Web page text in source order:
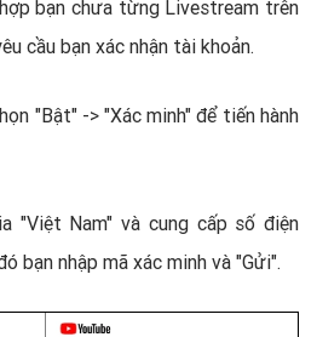
bạn chưa từng Livestream trên
cầu bạn xác nhận tài khoản.
"Bật" -> "Xác minh" để tiến hành
"Việt Nam" và cung cấp số điện
bạn nhập mã xác minh và "Gửi".